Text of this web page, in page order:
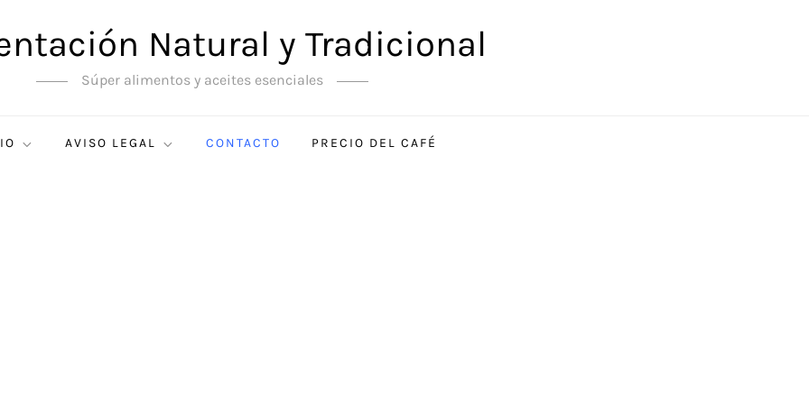
Natural y Tradicional
Súper alimentos y aceites esenciales
AVISO LEGAL CONTACTO PRECIO DEL CAFÉ